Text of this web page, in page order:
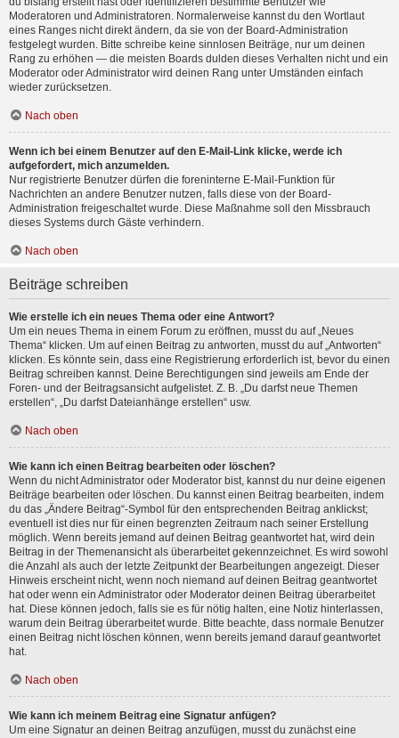
Moderatoren und Administratoren. Normalerweise kannst du den Wortlaut
eines Ranges nicht direkt ändern, da sie von der Board-Administration
festgelegt wurden. Bitte schreibe keine sinnlosen Beiträge, nur um deinen
Rang zu erhöhen — die meisten Boards dulden dieses Verhalten nicht und ein
Moderator oder Administrator wird deinen Rang unter Umständen einfach
wieder zurücksetzen.
Nach oben
Wenn ich bei einem Benutzer auf den E-Mail-Link klicke, werde ich
aufgefordert, mich anzumelden.
Nur registrierte Benutzer dürfen die foreninterne E-Mail-Funktion für
Nachrichten an andere Benutzer nutzen, falls diese von der Board-
Administration freigeschaltet wurde. Diese Maßnahme soll den Missbrauch
dieses Systems durch Gäste verhindern.
Nach oben
Beiträge schreiben
Wie erstelle ich ein neues Thema oder eine Antwort?
Um ein neues Thema in einem Forum zu eröffnen, musst du auf „Neues
Thema“ klicken. Um auf einen Beitrag zu antworten, musst du auf „Antworten“
klicken. Es könnte sein, dass eine Registrierung erforderlich ist, bevor du einen
Beitrag schreiben kannst. Deine Berechtigungen sind jeweils am Ende der
Foren- und der Beitragsansicht aufgelistet. Z. B. „Du darfst neue Themen
erstellen“, „Du darfst Dateianhänge erstellen“ usw.
Nach oben
Wie kann ich einen Beitrag bearbeiten oder löschen?
Wenn du nicht Administrator oder Moderator bist, kannst du nur deine eigenen
Beiträge bearbeiten oder löschen. Du kannst einen Beitrag bearbeiten, indem
du das „Ändere Beitrag“-Symbol für den entsprechenden Beitrag anklickst;
eventuell ist dies nur für einen begrenzten Zeitraum nach seiner Erstellung
möglich. Wenn bereits jemand auf deinen Beitrag geantwortet hat, wird dein
Beitrag in der Themenansicht als überarbeitet gekennzeichnet. Es wird sowohl
die Anzahl als auch der letzte Zeitpunkt der Bearbeitungen angezeigt. Dieser
Hinweis erscheint nicht, wenn noch niemand auf deinen Beitrag geantwortet
hat oder wenn ein Administrator oder Moderator deinen Beitrag überarbeitet
hat. Diese können jedoch, falls sie es für nötig halten, eine Notiz hinterlassen,
warum dein Beitrag überarbeitet wurde. Bitte beachte, dass normale Benutzer
einen Beitrag nicht löschen können, wenn bereits jemand darauf geantwortet
hat.
Nach oben
Wie kann ich meinem Beitrag eine Signatur anfügen?
Um eine Signatur an deinen Beitrag anzufügen, musst du zunächst eine